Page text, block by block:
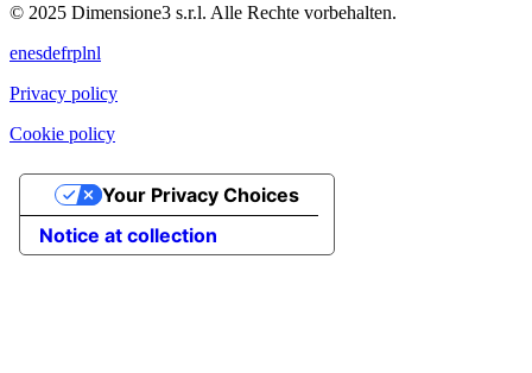
© 2025 Dimensione3 s.r.l. Alle Rechte vorbehalten.
enesdefrplnl
Privacy policy
Cookie policy
Notice at collection
Your Privacy Choices